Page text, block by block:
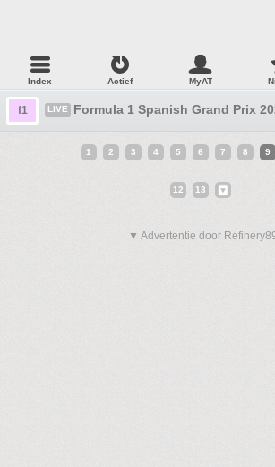
Index Actief MyAT
f1 LIVE Formula 1 Spanish Grand Prix
1 2 3 4 5 6 7 8 9
12 13
▼ Advertentie door